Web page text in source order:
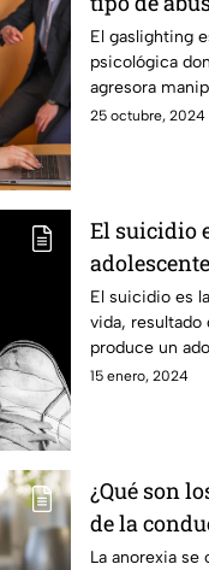
hace dudar
realidad
El gaslighting
psicológica
agresora
de la víctima
25 octubre, 2024
El suicidio
prevenir
de apoyo.
El suicidio es
vida, resultado
produce un
porque desea
15 enero, 2024
¿Qué son
de la
La anorexia se